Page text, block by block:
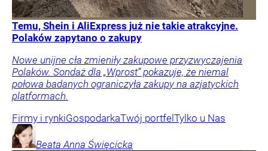
Temu, Shein i AliExpress już nie takie atrakcyjne.
Polaków zapytano o zakupy
Nowe unijne cła zmieniły zakupowe przyzwyczajenia
Polaków. Sondaż dla „Wprost” pokazuje, że niemal
połowa badanych ograniczyła zakupy na azjatyckich
platformach.
Firmy i rynkiGospodarkaTwój portfelTylko u Nas
Beata Anna Święcicka